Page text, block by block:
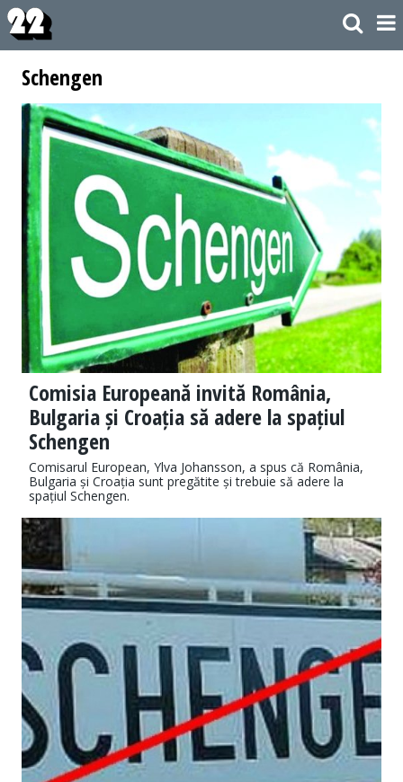
Schengen
Comisia Europeană invită România,
Bulgaria și Croația să adere la spațiul
Schengen
Comisarul European, Ylva Johansson, a spus că România,
Bulgaria și Croația sunt pregătite și trebuie să adere la
spațiul Schengen.